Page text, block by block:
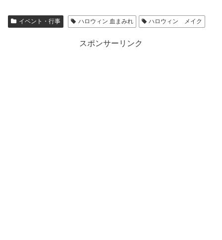
イベント・行事 ハロウィン 血まみれ ハロウィン メイク
スポンサーリンク